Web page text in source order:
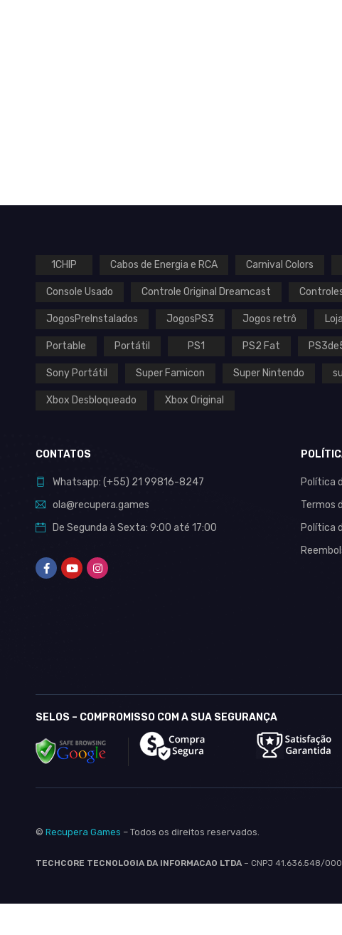
1CHIP Cabos de Energia e RCA Carnival Colors
Console Usado Controle Original Dreamcast
JogosPreInstalados JogosPS3 Jogos retrô
Portable Portátil PS1 PS2 Fat
Sony Portátil Super Famicon Super Nintendo
Xbox Desbloqueado Xbox Original
CONTATOS
Whatsapp: (+55) 21 99816-8247
ola@recupera.games
De Segunda à Sexta: 9:00 até 17:00
Política
Termos
Política
SELOS – COMPROMISSO COM A SUA SEGURANÇA
© Recupera Games – Todos os direitos reservados.
TECHCORE TECNOLOGIA DA INFORMACAO LTDA – CNPJ 41.636.548/